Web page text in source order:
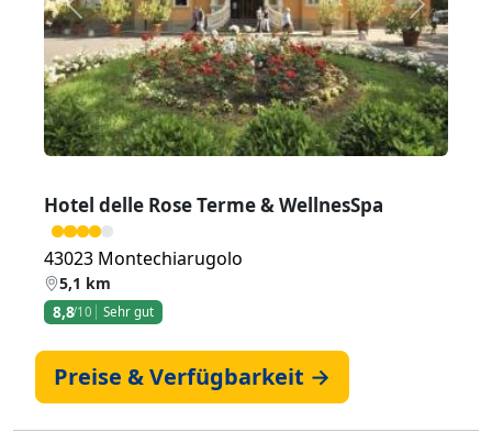
Zurück Weiter
Hotel delle Rose Terme & WellnesSpa
43023 Montechiarugolo
5,1 km
8,8/10 Sehr gut
Preise & Verfügbarkeit →